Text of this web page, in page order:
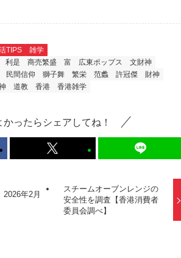
TIPS
雑学
利是 商売繁盛 富 広東ポップス
文財神
民間信仰 獅子舞 繁栄 范蠡 許冠傑
財神
道教 香港 香港雑学
かったらシェアしてね！
2026年2月
スチームオーブンレンジの
安全性を調査【香港消費者
委員会調べ】